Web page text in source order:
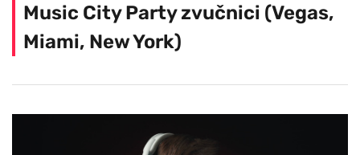
Music City Party zvučnici (Vegas,
Miami, New York)